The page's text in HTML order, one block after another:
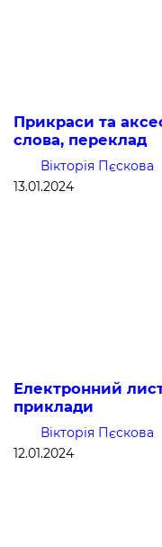
Прикраси та
слова, переклад
Вікторія Пєскова
13.01.2024
Електронний
приклади
Вікторія Пєскова
12.01.2024